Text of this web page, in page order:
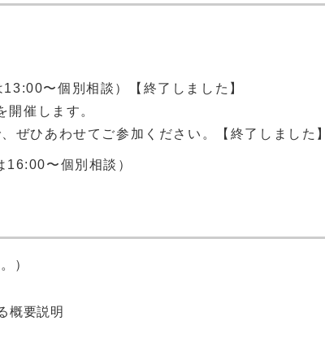
〜個別相談）【終了しました】
開催します。
ひあわせてご参加ください。【終了しました】
〜個別相談）
）
概要説明